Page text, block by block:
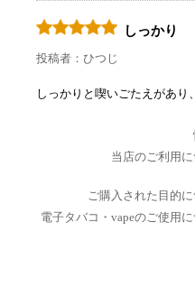
しっかり
投稿者：ひつじ
しっかりと喫いごたえがあり
当店のご利用
ご購入された目的
電子タバコ・vapeのご使用